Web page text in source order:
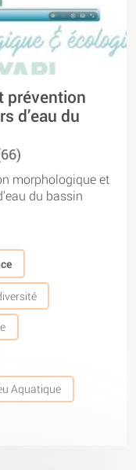
prévention
d’eau du
morphologique et
du bassin
Aquatique